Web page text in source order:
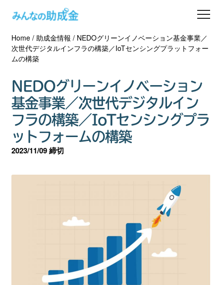
助成金を探す
助成金コラム
専門家一覧
ダウンロード
ログイン
Home/ 助成金情報 / NEDOグリーンイノベーション基金事業／
次世代デジタルインフラの構築／IoTセンシングプラットフォー
ムの構築
NEDOグリーンイノベーション
基金事業／次世代デジタルイン
フラの構築／IoTセンシングプラ
ットフォームの構築
2023/11/09 締切